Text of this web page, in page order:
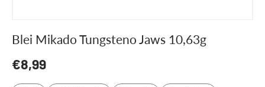
Blei Mikado Tungsteno Jaws 10,63g
Normaler Preis
€8,99